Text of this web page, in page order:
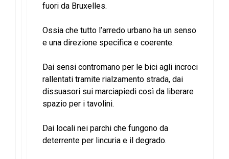
fuori da Bruxelles.
Ossia che tutto l’arredo urbano ha un senso
e una direzione specifica e coerente.
Dai sensi contromano per le bici agli incroci
rallentati tramite rialzamento strada, dai
dissuasori sui marciapiedi così da liberare
spazio per i tavolini.
Dai locali nei parchi che fungono da
deterrente per lincuria e il degrado.